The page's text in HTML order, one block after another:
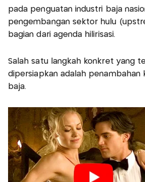
pada penguatan industri baja
pengembangan sektor hulu
bagian dari agenda hilirisasi.
Salah satu langkah konkret yang
dipersiapkan adalah penambahan
baja.